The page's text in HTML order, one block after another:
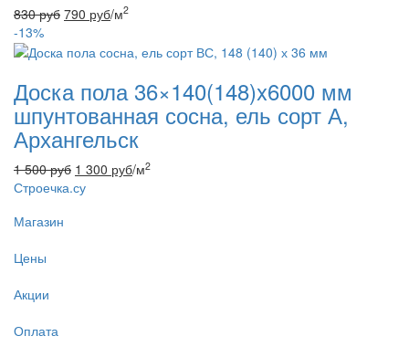
830руб 790 руб/м2
-13%
Доска пола 36×140(148)x6000 мм
шпунтованная сосна, ель сорт А,
Архангельск
1 500руб 1 300 руб/м2
Строечка.су
Магазин
Цены
Акции
Оплата